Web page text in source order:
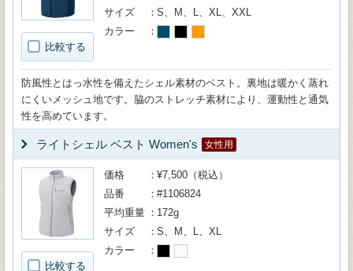
比較する
サイズ
S、M、L、XL、XXL
カラー
防風性とはっ水性を備えたシェル素材のベスト。裏地は暖かく蒸れ
にくいメッシュ地です。脇のストレッチ素材により、運動性と通気
性を高めています。
ライトシェル ベスト Women's 女性用
比較する
価格
¥7,500（税込）
品番
#1106824
平均重量
172g
サイズ
S、M、L、XL
カラー